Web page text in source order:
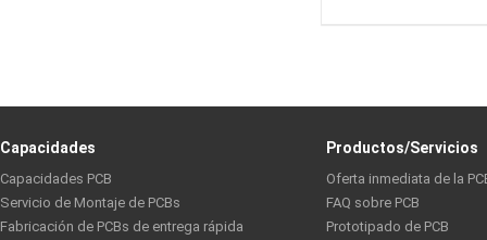
Capacidades
Capacidades PCB
Servicio de Montaje de PCBs
Fabricación de PCBs de entrega rápida
Productos/Servicios
Oferta inmediata de la
FAQ sobre PCB
Prototipado de PCB